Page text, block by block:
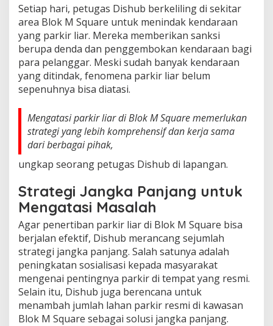
Setiap hari, petugas Dishub berkeliling di sekitar
area Blok M Square untuk menindak kendaraan
yang parkir liar. Mereka memberikan sanksi
berupa denda dan penggembokan kendaraan bagi
para pelanggar. Meski sudah banyak kendaraan
yang ditindak, fenomena parkir liar belum
sepenuhnya bisa diatasi.
Mengatasi parkir liar di Blok M Square memerlukan
strategi yang lebih komprehensif dan kerja sama
dari berbagai pihak,
ungkap seorang petugas Dishub di lapangan.
Strategi Jangka Panjang untuk
Mengatasi Masalah
Agar penertiban parkir liar di Blok M Square bisa
berjalan efektif, Dishub merancang sejumlah
strategi jangka panjang. Salah satunya adalah
peningkatan sosialisasi kepada masyarakat
mengenai pentingnya parkir di tempat yang resmi.
Selain itu, Dishub juga berencana untuk
menambah jumlah lahan parkir resmi di kawasan
Blok M Square sebagai solusi jangka panjang.